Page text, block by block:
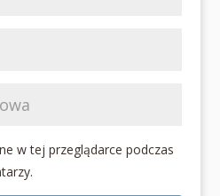
w tej przeglądarce podczas